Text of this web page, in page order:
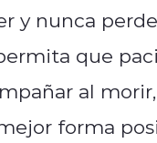
y nunca
que
al
forma